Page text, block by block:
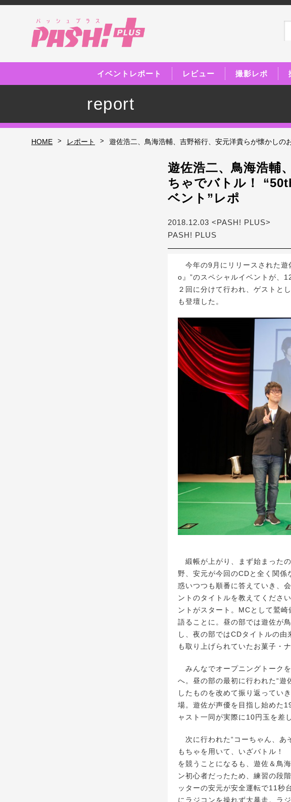
イベントレポート レビュー 撮影レポ
report
HOME > レポート > 遊佐浩二、鳥海浩輔、吉野裕行、安元洋貴らが懐かしの
遊佐浩二、鳥海浩輔
ちゃでバトル！
ベント”レポ
2018.12.03 <PASH! PLUS>
PASH! PLUS
今年の9月にリリースされた
o』”のスペシャルイベントが、
２回に分けて行われ、ゲストと
も登壇した。
緞帳が上がり、まず始まった
野、安元が今回のCDと全く関
惑いつつも順番に答えていき、
ントのタイトルを教えてくださ
ントがスタート。MCとして鷲
語ることに。昼の部では遊佐が
し、夜の部ではCDタイトルの
も取り上げられていたお菓子・
みんなでオープニングトーク
へ。昼の部の最初に行われた“
したものを改めて振り返ってい
場。遊佐が声優を目指し始めた
ャスト一同が実際に10円玉を差
次に行われた“コーちゃん、あ
もちゃを用いて、いざバトル！
を競うことになるも、遊佐＆鳥
ン初心者だったため、練習の段
ッターの安元が安全運転で11秒
にラジコンを操れず大暴走。ラ